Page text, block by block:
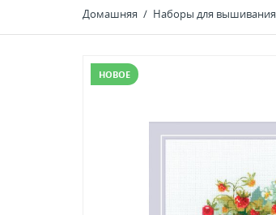
Домашняя Наборы для вышивания
НОВОЕ